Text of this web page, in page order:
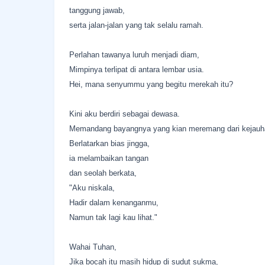
tanggung jawab,
serta jalan-jalan yang tak selalu ramah.
Perlahan tawanya luruh menjadi diam,
Mimpinya terlipat di antara lembar usia.
Hei, mana senyummu yang begitu merekah itu?
Kini aku berdiri sebagai dewasa.
Memandang bayangnya yang kian meremang dari
Berlatarkan bias jingga,
ia melambaikan tangan
dan seolah berkata,
"Aku niskala,
Hadir dalam kenanganmu,
Namun tak lagi kau lihat."
Wahai Tuhan,
Jika bocah itu masih hidup di sudut sukma,